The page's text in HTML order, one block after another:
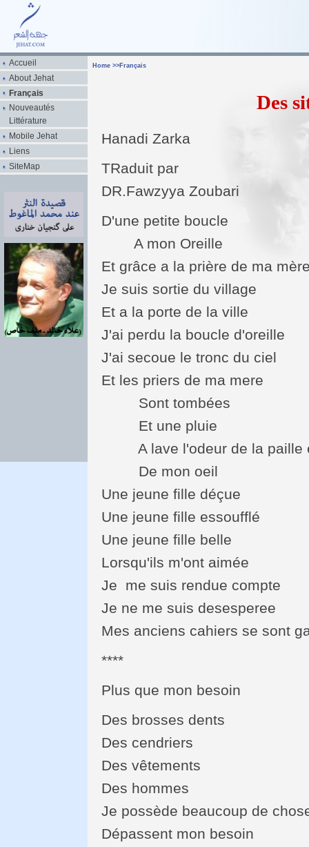
Accueil
About Jehat
Français
Nouveautés
Littérature
Mobile Jehat
Liens
SiteMap
Home >> Français
Des
Hanadi Zarka
TRaduit par
DR.Fawzyya Zoubari
D'une petite boucle
A mon Oreille
Et grâce a la prière de ma
Je suis sortie du village
Et a la porte de la ville
J'ai perdu la boucle d'oreille
J'ai secoue le tronc du ciel
Et les priers de ma mere
Sont tombées
Et une pluie
A lave l'odeur de la paille
De mon oeil
Une jeune fille déçue
Une jeune fille essoufflé
Une jeune fille belle
Lorsqu'ils m'ont aimée
Je me suis rendue compte
Je ne me suis desesperee
Mes anciens cahiers se sont
****
Plus que mon besoin
Des brosses dents
Des cendriers
Des vêtements
Des hommes
Je possède beaucoup de
Dépassent mon besoin